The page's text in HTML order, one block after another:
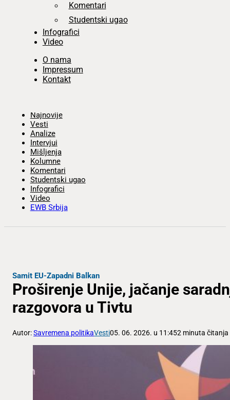
Komentari
Studentski ugao
Infografici
Video
O nama
Impressum
Kontakt
Najnovije
Vesti
Analize
Intervjui
Mišljenja
Kolumne
Komentari
Studentski ugao
Infografici
Video
EWB Srbija
Samit EU-Zapadni Balkan
Proširenje Unije, jačanje
razgovora u Tivtu
Autor:Savremena politikaVesti05. 06. 2026. u 11:452 minuta čitanja